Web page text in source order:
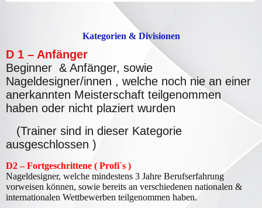
Kategorien & Divisionen
D 1 – Anfänger
Beginner & Anfänger, sowie
Nageldesigner/innen , welche noch nie an einer
anerkannten Meisterschaft teilgenommen
haben oder nicht plaziert wurden
(Trainer sind in dieser Kategorie
ausgeschlossen )
D2 – Fortgeschrittene ( Profi`s )
Nageldesigner, welche mindestens 3 Jahre Berufserfahrung
vorweisen können, sowie bereits an verschiedenen nationalen &
internationalen Wettbewerben teilgenommen haben.